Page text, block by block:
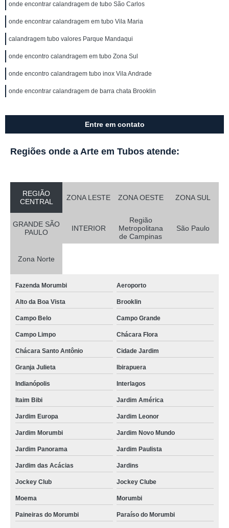
onde encontrar calandragem de tubo São Carlos
onde encontrar calandragem em tubo Vila Maria
calandragem tubo valores Parque Mandaqui
onde encontro calandragem em tubo Zona Sul
onde encontro calandragem tubo inox Vila Andrade
onde encontrar calandragem de barra chata Brooklin
Entre em contato
Regiões onde a Arte em Tubos atende:
REGIÃO
CENTRAL
ZONA LESTE ZONA OESTE ZONA SUL
GRANDE SÃO
PAULO
INTERIOR
Região
Metropolitana
de Campinas
São Paulo
Zona Norte
Fazenda Morumbi Aeroporto
Alto da Boa Vista Brooklin
Campo Belo Campo Grande
Campo Limpo Chácara Flora
Chácara Santo Antônio Cidade Jardim
Granja Julieta Ibirapuera
Indianópolis Interlagos
Itaim Bibi Jardim América
Jardim Europa Jardim Leonor
Jardim Morumbi Jardim Novo Mundo
Jardim Panorama Jardim Paulista
Jardim das Acácias Jardins
Jockey Club Jockey Clube
Moema Morumbi
Paineiras do Morumbi Paraíso do Morumbi